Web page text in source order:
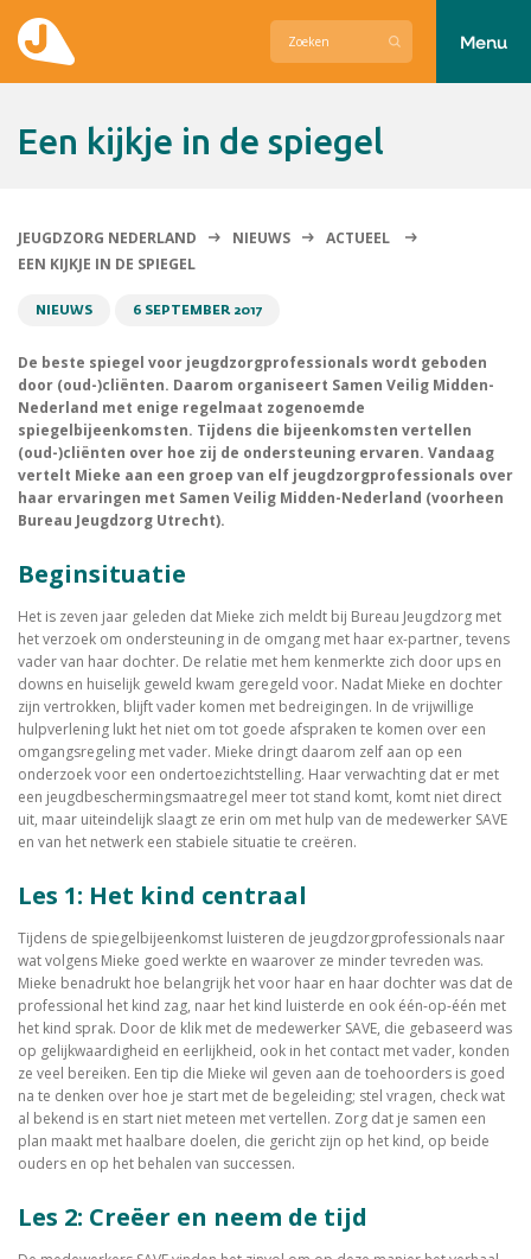
Hier zetten wij ons voor in
Menu
Een kijkje in de spiegel
JEUGDZORG NEDERLAND NIEUWS
ACTUEEL
EEN KIJKJE IN DE SPIEGEL
NIEUWS 6 SEPTEMBER 2017
De beste spiegel voor jeugdzorgprofessionals wordt geboden
door (oud-)cliënten. Daarom organiseert Samen Veilig Midden-
Nederland met enige regelmaat zogenoemde
spiegelbijeenkomsten. Tijdens die bijeenkomsten vertellen
(oud-)cliënten over hoe zij de ondersteuning ervaren. Vandaag
vertelt Mieke aan een groep van elf jeugdzorgprofessionals over
haar ervaringen met Samen Veilig Midden-Nederland (voorheen
Bureau Jeugdzorg Utrecht).
Beginsituatie
Het is zeven jaar geleden dat Mieke zich meldt bij Bureau Jeugdzorg met
het verzoek om ondersteuning in de omgang met haar ex-partner, tevens
vader van haar dochter. De relatie met hem kenmerkte zich door ups en
downs en huiselijk geweld kwam geregeld voor. Nadat Mieke en dochter
zijn vertrokken, blijft vader komen met bedreigingen. In de vrijwillige
hulpverlening lukt het niet om tot goede afspraken te komen over een
omgangsregeling met vader. Mieke dringt daarom zelf aan op een
onderzoek voor een ondertoezichtstelling. Haar verwachting dat er met
een jeugdbeschermingsmaatregel meer tot stand komt, komt niet direct
uit, maar uiteindelijk slaagt ze erin om met hulp van de medewerker SAVE
en van het netwerk een stabiele situatie te creëren.
Les 1: Het kind centraal
Tijdens de spiegelbijeenkomst luisteren de jeugdzorgprofessionals naar
wat volgens Mieke goed werkte en waarover ze minder tevreden was.
Mieke benadrukt hoe belangrijk het voor haar en haar dochter was dat de
professional het kind zag, naar het kind luisterde en ook één-op-één met
het kind sprak. Door de klik met de medewerker SAVE, die gebaseerd was
op gelijkwaardigheid en eerlijkheid, ook in het contact met vader, konden
ze veel bereiken. Een tip die Mieke wil geven aan de toehoorders is goed
na te denken over hoe je start met de begeleiding; stel vragen, check wat
al bekend is en start niet meteen met vertellen. Zorg dat je samen een
plan maakt met haalbare doelen, die gericht zijn op het kind, op beide
ouders en op het behalen van successen.
Les 2: Creëer en neem de tijd